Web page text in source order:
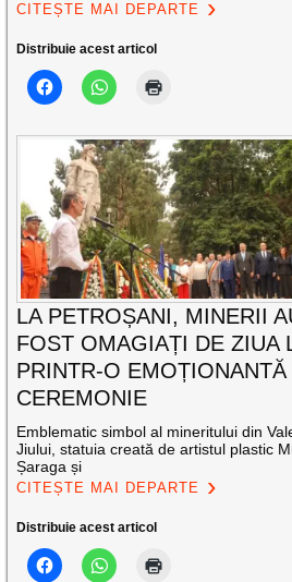
CITEȘTE MAI DEPARTE
Distribuie acest articol
LA PETROȘANI, MINERII
FOST OMAGIAȚI DE ZIUA
PRINTR-O EMOȚIONANTĂ
CEREMONIE
Emblematic simbol al mineritului din
Jiului, statuia creată de artistul plastic
Șaraga și
CITEȘTE MAI DEPARTE
Distribuie acest articol